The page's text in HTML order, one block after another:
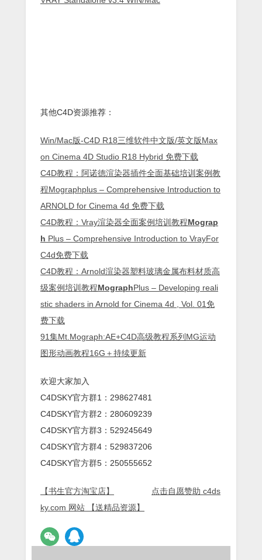
其他C4D资源推荐：
Win/Mac版-C4D R18三维软件中文版/英文版Max
on Cinema 4D Studio R18 Hybrid 免费下载
C4D教程：阿诺德渲染器插件全面基础培训案例教
程Mographplus – Comprehensive Introduction to
ARNOLD for Cinema 4d 免费下载
C4D教程：Vray渲染器全面案例培训教程Mograp
h Plus – Comprehensive Introduction to VrayFor
C4d免费下载
C4D教程：Arnold渲染器塑料玻璃金属布料材质高
级案例培训教程MographPlus – Developing reali
stic shaders in Arnold for Cinema 4d , Vol. 01免
费下载
91集Mt.Mograph:AE+C4D高级教程系列MG运动
图形动画教程16G＋持续更新
欢迎大家加入
C4DSKY官方群1：298627481
C4DSKY官方群2：280609239
C4DSKY官方群3：529245649
C4DSKY官方群4：529837206
C4DSKY官方群5：250555652
【书生官方淘宝店】
点击自愿赞助 c4ds
ky.com 网站 【送精品资源】